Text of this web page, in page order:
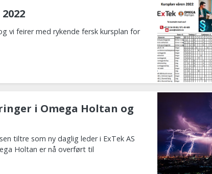
vi feirer med rykende fersk kursplan for
i Omega Holtan og
tiltre som ny daglig leder i ExTek AS
Holtan er nå overført til